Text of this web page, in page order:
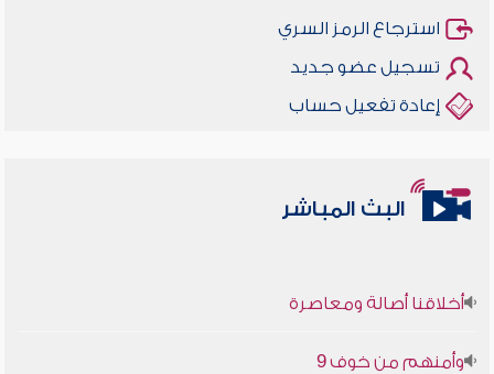
استرجاع الرمز السري
تسجيل عضو جديد
إعادة تفعيل حساب
البث المباشر
أخلاقنا أصالة ومعاصرة
وأمنهم من خوف 9